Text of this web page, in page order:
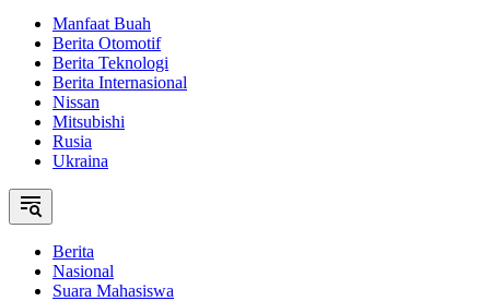
Manfaat Buah
Berita Otomotif
Berita Teknologi
Berita Internasional
Nissan
Mitsubishi
Rusia
Ukraina
Berita
Nasional
Suara Mahasiswa